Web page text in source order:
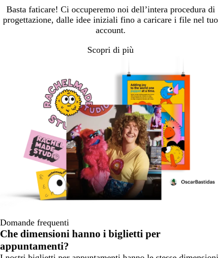
Basta faticare! Ci occuperemo noi dell’intera procedura di
progettazione, dalle idee iniziali fino a caricare i file nel tuo
account.
Scopri di più
Domande frequenti
Che dimensioni hanno i biglietti per
appuntamenti?